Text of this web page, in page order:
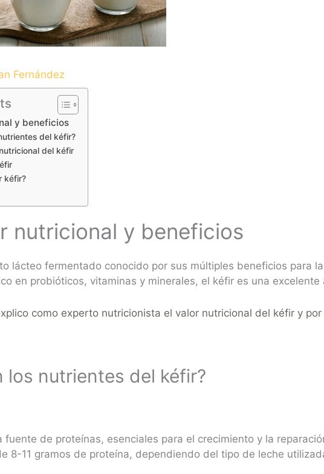
Fernández
y beneficios
del kéfir?
del kéfir
kéfir?
nutricional y beneficios
lácteo fermentado conocido por sus múltiples beneficios para
en probióticos, vitaminas y minerales, el kéfir es una
como experto nutricionista el valor nutricional del kéfir y
los nutrientes del kéfir?
fuente de proteínas, esenciales para el crecimiento y la
8-11 gramos de proteína, dependiendo del tipo de leche